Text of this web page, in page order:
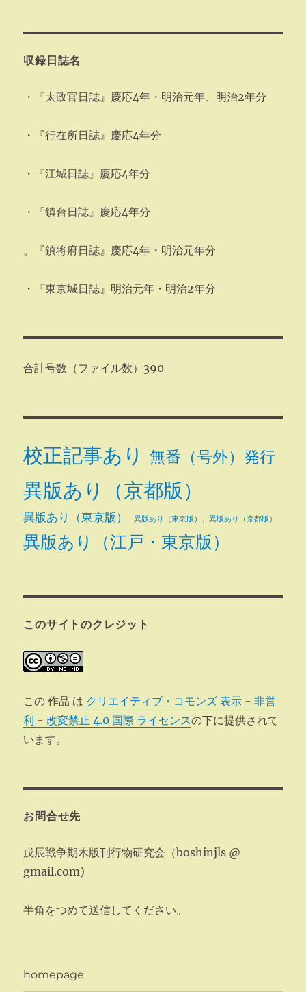
収録日誌名
・『太政官日誌』慶応4年・明治元年、明治2年分
・『行在所日誌』慶応4年分
・『江城日誌』慶応4年分
・『鎮台日誌』慶応4年分
。『鎮将府日誌』慶応4年・明治元年分
・『東京城日誌』明治元年・明治2年分
合計号数（ファイル数）390
校正記事あり 無番（号外）発行
異版あり（京都版）
異版あり（東京版） 異版あり（東京版）、異版あり（京都版）
異版あり（江戸・東京版）
このサイトのクレジット
この 作品 は クリエイティブ・コモンズ 表示 - 非営
利 - 改変禁止 4.0 国際 ライセンスの下に提供されて
います。
お問合せ先
戊辰戦争期木版刊行物研究会（boshinjls @
gmail.com)
半角をつめて送信してください。
homepage